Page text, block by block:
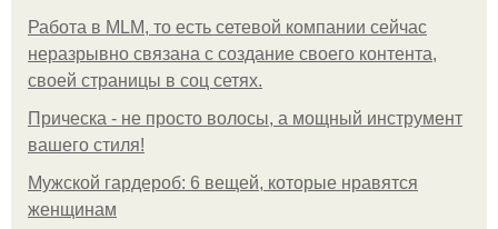
Работа в MLM, то есть сетевой компании сейчас
неразрывно связана с создание своего контента,
своей страницы в соц сетях.
Прическа - не просто волосы, а мощный инструмент
вашего стиля!
Мужской гардероб: 6 вещей, которые нравятся
женщинам